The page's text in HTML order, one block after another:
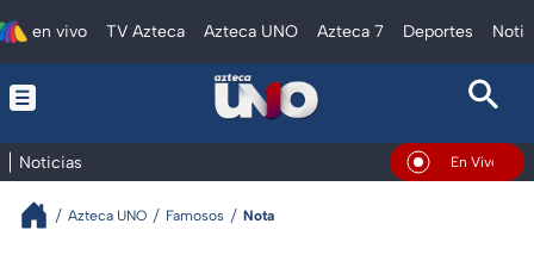
en vivo TV Azteca Azteca UNO Azteca 7 Deportes
Noticias En Vivo
Azteca UNO Famosos Nota